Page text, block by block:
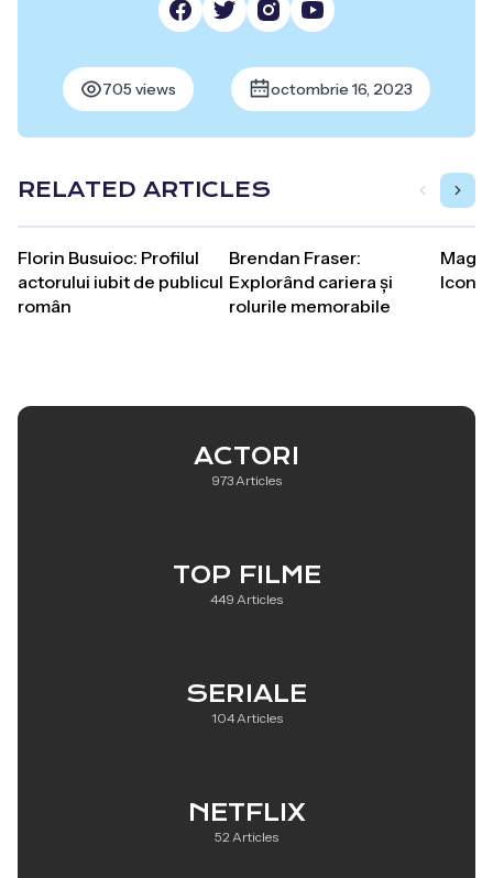
705 views octombrie 16, 2023
RELATED ARTICLES
Florin Busuioc: Profilul
actorului iubit de publicul
român
Brendan Fraser:
Explorând cariera și
rolurile memorabile
ACTORI
973 Articles
TOP FILME
449 Articles
SERIALE
104 Articles
NETFLIX
52 Articles